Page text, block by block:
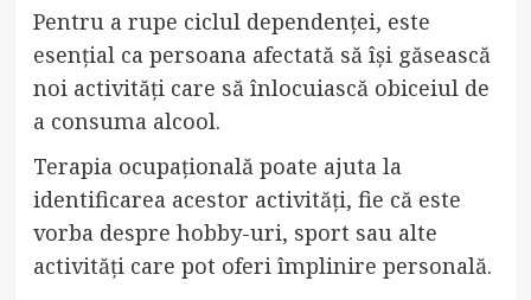
Pentru a rupe ciclul dependenței, este
esențial ca persoana afectată să își găsească
noi activități care să înlocuiască obiceiul de
a consuma alcool.
Terapia ocupațională poate ajuta la
identificarea acestor activități, fie că este
vorba despre hobby-uri, sport sau alte
activități care pot oferi împlinire personală.